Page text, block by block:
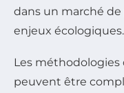
dans un marché
enjeux écologiques.
Les
peuvent être